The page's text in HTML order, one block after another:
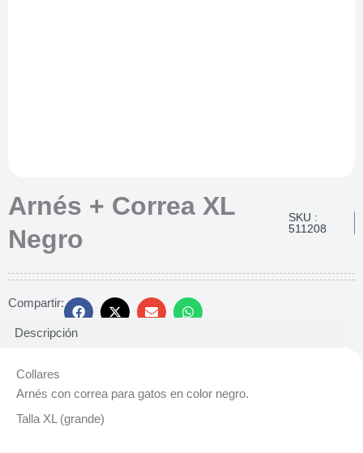
Arnés + Correa XL
Negro
SKU :
511208
Compartir:
Descripción
Collares
Arnés con correa para gatos en color negro.
Talla XL (grande)